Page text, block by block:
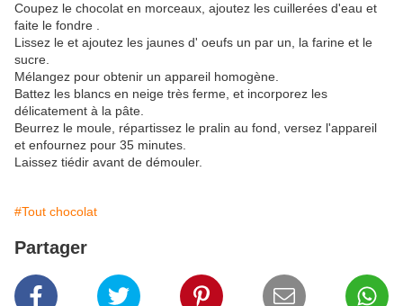
Coupez le chocolat en morceaux, ajoutez les cuillerées d'eau et
faite le fondre .
Lissez le et ajoutez les jaunes d' oeufs un par un, la farine et le
sucre.
Mélangez pour obtenir un appareil homogène.
Battez les blancs en neige très ferme, et incorporez les
délicatement à la pâte.
Beurrez le moule, répartissez le pralin au fond, versez l'appareil
et enfournez pour 35 minutes.
Laissez tiédir avant de démouler.
#Tout chocolat
Partager